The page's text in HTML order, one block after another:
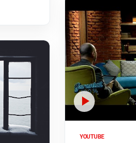
YOUTUBE